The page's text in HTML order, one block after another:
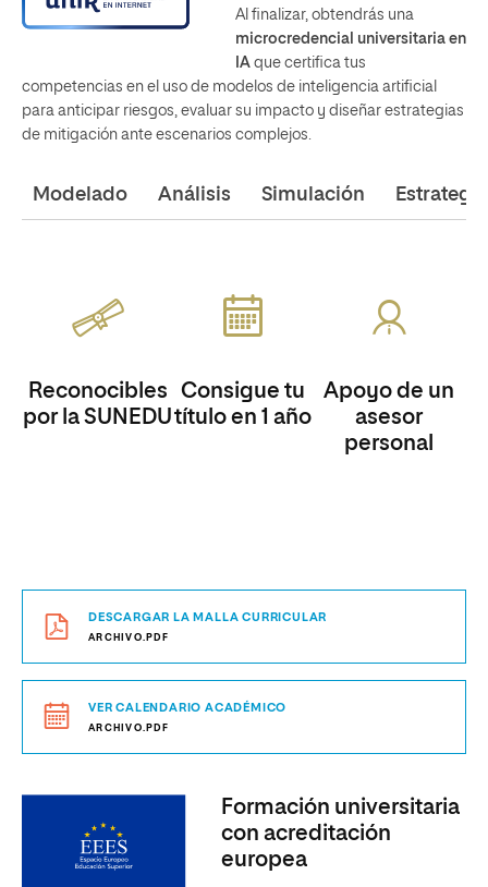
Al finalizar, obtendrás una
microcredencial universitaria en
IA que certifica tus
competencias en el uso de modelos de inteligencia artificial
para anticipar riesgos, evaluar su impacto y diseñar estrategias
de mitigación ante escenarios complejos.
Modelado Análisis Simulación Estrategia
Reconocibles
por la SUNEDU
Consigue tu
título en 1 año
Apoyo de un
asesor
personal
DESCARGAR LA MALLA CURRICULAR
ARCHIVO.PDF
VER CALENDARIO ACADÉMICO
ARCHIVO.PDF
Formación universitaria
con acreditación
europea